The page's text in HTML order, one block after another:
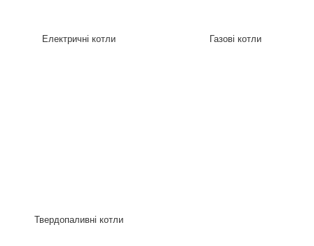
Електричні котли Газові котли
Твердопаливні котли